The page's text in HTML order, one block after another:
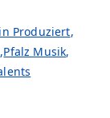
Produziert,
,Pfalz Musik,